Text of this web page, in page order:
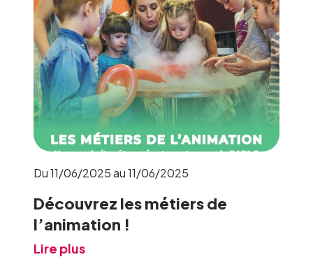
Du 11/06/2025 au 11/06/2025
Découvrez les métiers de
l’animation !
Lire plus